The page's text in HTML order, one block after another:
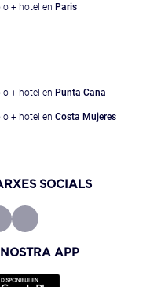
+ hotel en Paris
+ hotel en Punta Cana
+ hotel en Costa Mujeres
SOCIALS
APP